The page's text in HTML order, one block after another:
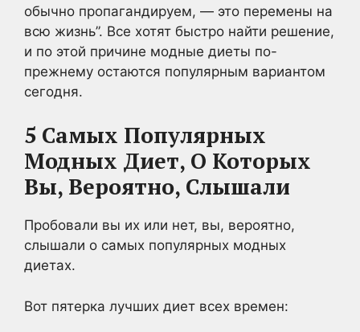
обычно пропагандируем, — это перемены на
всю жизнь”. Все хотят быстро найти решение,
и по этой причине модные диеты по-
прежнему остаются популярным вариантом
сегодня.
5 Самых Популярных
Модных Диет, О Которых
Вы, Вероятно, Слышали
Пробовали вы их или нет, вы, вероятно,
слышали о самых популярных модных
диетах.
Вот пятерка лучших диет всех времен: